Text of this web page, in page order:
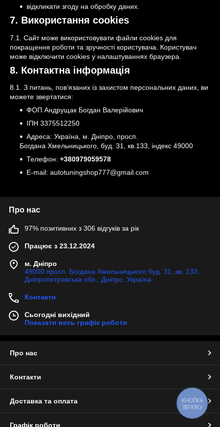
відкликати згоду на обробку даних.
7. Використання cookies
7.1. Сайт може використовувати файли cookies для
покращення роботи та зручності користувача. Користувач
може відключити cookies у налаштуваннях браузера.
8. Контактна інформація
8.1. З питань, пов’язаних із захистом персональних даних, ви
можете звертатися:
ФОП Андрущак Богдан Валерійович
ІПН 3375512250
Адреса: Україна, м. Дніпро, просп.
Богдана Хмельницького, буд. 31, кв.133, індекс 49000
Телефон: +380979059578
E-mail: autotuningshop777@gmail.com
Про нас
97% позитивних з 306 відгуків за рік
Працює з 23.12.2024
м. Дніпро
49000 просп. Богдана Хмельницького буд. 31, кв. 133,
Дніпропетровська обл., Дніпро, Україна
Контакти
Сьогодні вихідний
Показати весь графік роботи
Про нас
Контакти
Доставка та оплата
Графік роботи
КНОПКА
ЗВ'ЯЗКУ